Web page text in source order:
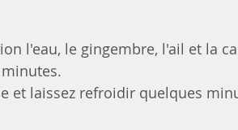
l'eau, le gingembre, l'ail et la
et laissez refroidir quelques